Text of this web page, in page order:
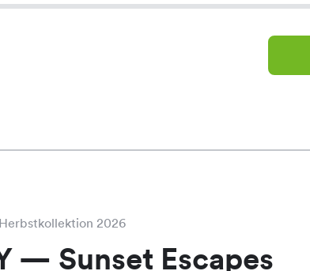
2026
— Sunset Escapes